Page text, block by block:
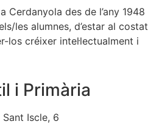
Cerdanyola des de l’any 1948
les alumnes, d’estar al costat
los créixer intel·lectualment i
i Primària
Sant Iscle, 6